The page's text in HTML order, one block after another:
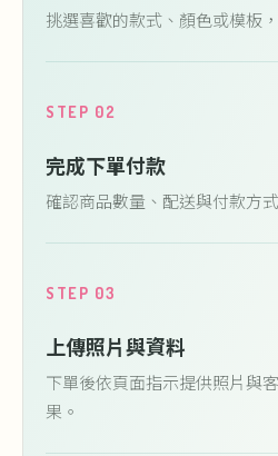
挑選喜歡的款式、顏色或模板
STEP 02
完成下單付款
確認商品數量、配送與付款方
STEP 03
上傳照片與資料
下單後依頁面指示提供照片與
果。